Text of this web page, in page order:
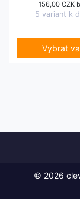
156,00 CZK
5 variant k
Vybrat
© 2026